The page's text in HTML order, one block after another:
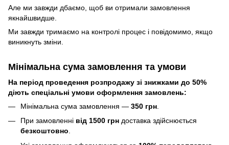
Але ми завжди дбаємо, щоб ви отримали замовлення
якнайшвидше.
Ми завжди тримаємо на контролі процес і повідомимо, якщо
виникнуть зміни.
Мінімальна сума замовлення та умови
На період проведення розпродажу зі знижками до 50%
діють спеціальні умови оформлення замовлень:
Мінімальна сума замовлення — 350 грн
При замовленні від 1500 грн доставка здійснюється
безкоштовно.